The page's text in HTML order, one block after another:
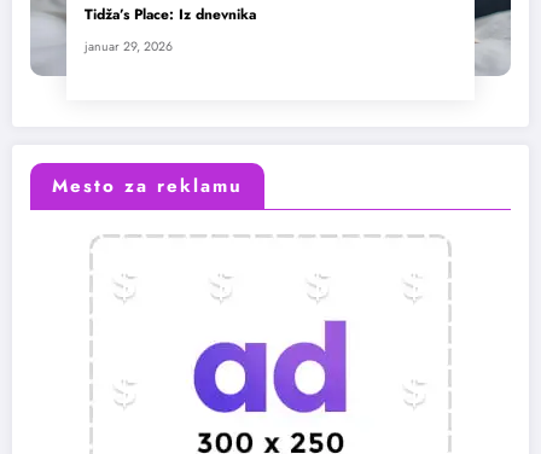
Tidža’s Place: Iz dnevnika
januar 29, 2026
Mesto za reklamu